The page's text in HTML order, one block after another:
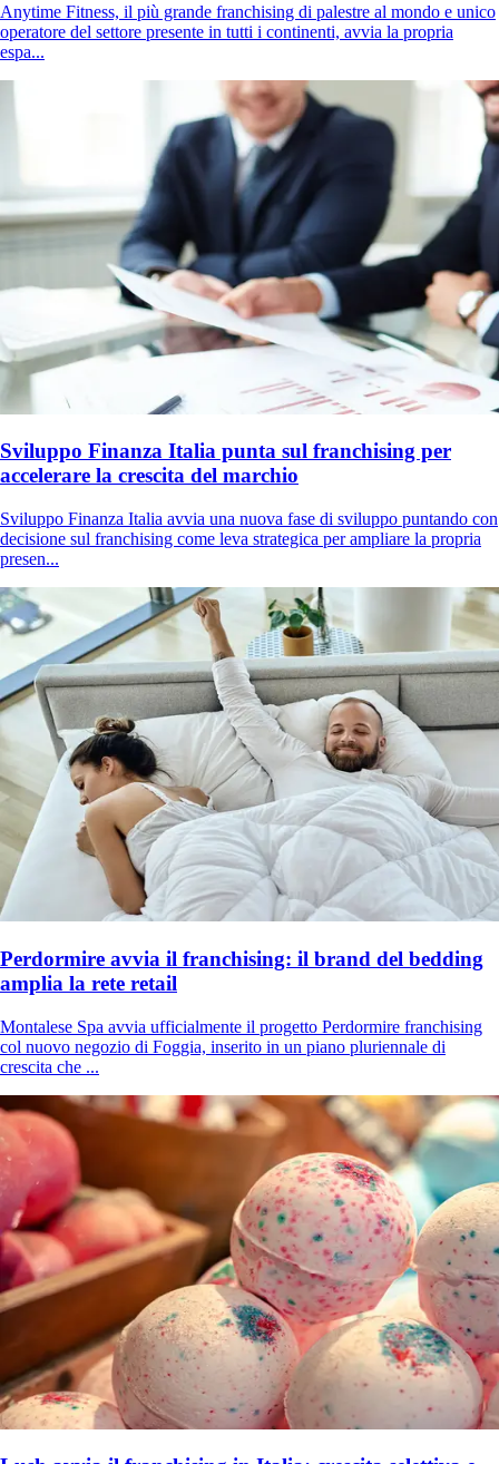
Anytime Fitness, il più grande franchising di palestre al mondo e unico
operatore del settore presente in tutti i continenti, avvia la propria
espa...
Sviluppo Finanza Italia punta sul franchising per
accelerare la crescita del marchio
Sviluppo Finanza Italia avvia una nuova fase di sviluppo puntando con
decisione sul franchising come leva strategica per ampliare la propria
presen...
Perdormire avvia il franchising: il brand del bedding
amplia la rete retail
Montalese Spa avvia ufficialmente il progetto Perdormire franchising
col nuovo negozio di Foggia, inserito in un piano pluriennale di
crescita che ...